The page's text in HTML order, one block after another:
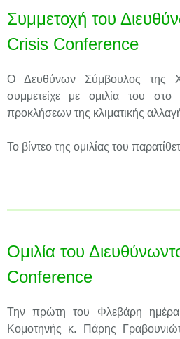
Συμμετοχή του
Crisis Conference
Ο Δευθύνων Σύμβουλος της
συμμετείχε με ομιλία του
προκλήσεων της κλιματικής
Το βίντεο της ομιλίας του
Ομιλία του
Conference
Την πρώτη του Φλεβάρη ημέρα
Κομοτηνής κ. Πάρης